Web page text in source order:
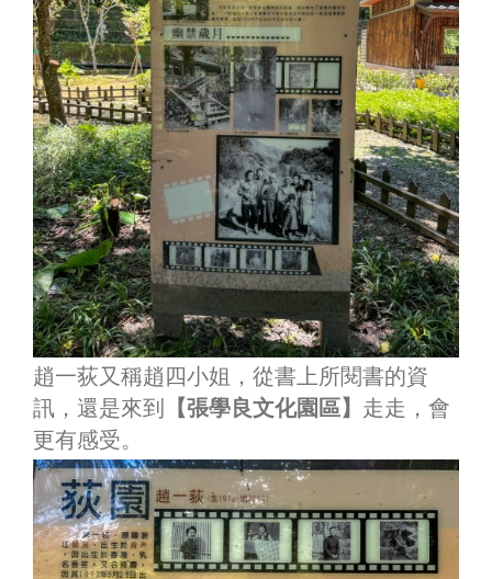
趙一荻又稱趙四小姐，從書上所閱書的資
訊，還是來到
【張學良文化園區】 走走，會
更有感受。